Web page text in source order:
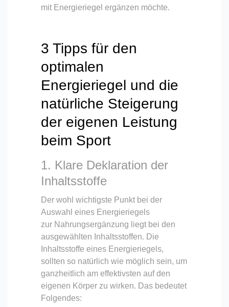
mit Energieriegel ergänzen möchte.
3 Tipps für den
optimalen
Energieriegel und die
natürliche Steigerung
der eigenen Leistung
beim Sport
1. Klare Deklaration der
Inhaltsstoffe
Der wohl wichtigste Punkt bei der
Auswahl eines Energieriegels
zur Nahrungsergänzung liegt bei den
ausgewählten Inhaltsstoffen. Die
Inhaltsstoffe eines Energieriegels,
sollten so natürlich wie möglich sein, um
ganzheitlich am effektivsten auf den
eigenen Körper zu wirken. Das bedeutet
Folgendes: